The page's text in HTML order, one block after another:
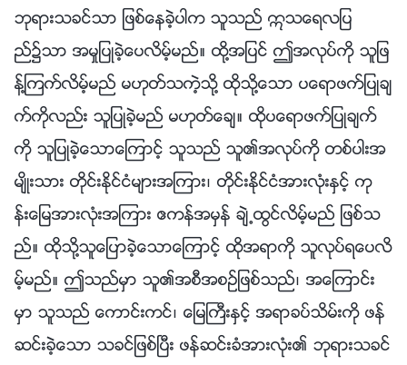
ဘုရားသခင္သာ ျဖစ္ေနခဲ့ပါက သူသည္ ဣသေရလျပ
ည္၌သာ အမႈျပဳခဲ့ေပလိမ့္မည္။ ထို႔အျပင္ ဤအလုပ္ကို သူျဖ
န္႔ၾကက္လိမ့္မည္ မဟုတ္သကဲ့သို႔ ထိုသို႔ေသာ ပေရာဖက္ျပဳခ်
က္ကိုလည္း သူျပဳခဲ့မည္ မဟုတ္ေခ်။ ထိုပေရာဖက္ျပဳခ်က္
ကို သူျပဳခဲ့ေသာေၾကာင့္ သူသည္ သူ၏အလုပ္ကို တစ္ပါးအ
မ်ိဳးသား တိုင္းႏိုင္ငံမ်ားအၾကား၊ တိုင္းႏိုင္ငံအားလုံးႏွင့္ ကု
န္းေျမအားလုံးအၾကား ဧကန္အမွန္ ခ်ဲ႕ထြင္လိမ့္မည္ ျဖစ္သ
ည္။ ထိုသို႔သူေျပာခဲ့ေသာေၾကာင့္ ထိုအရာကို သူလုပ္ရေပလိ
မ့္မည္။ ဤသည္မွာ သူ၏အစီအစဥ္ျဖစ္သည္၊ အေၾကာင္း
မွာ သူသည္ ေကာင္းကင္၊ ေျမႀကီးႏွင့္ အရာခပ္သိမ္းကို ဖန္
ဆင္းခဲ့ေသာ သခင္ျဖစ္ၿပီး ဖန္ဆင္းခံအားလုံး၏ ဘုရားသခင္